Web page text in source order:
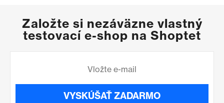
Založte si nezáväzne vlastný
testovací e-shop na Shoptet
VYSKÚŠAŤ ZADARMO